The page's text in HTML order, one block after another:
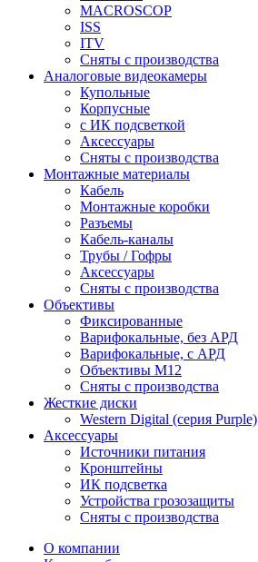
MACROSCOP
ISS
ITV
Сняты с производства
Аналоговые видеокамеры
Купольные
Корпусные
c ИК подсветкой
Аксессуары
Сняты с производства
Монтажные материалы
Кабель
Монтажные коробки
Разъемы
Кабель-каналы
Трубы / Гофры
Аксессуары
Сняты с производства
Объективы
Фиксированные
Варифокальные, без АРД
Варифокальные, с АРД
Объективы M12
Сняты с производства
Жесткие диски
Western Digital (серия Purple)
Аксессуары
Источники питания
Кронштейны
ИК подсветка
Устройства грозозащиты
Сняты с производства
О компании